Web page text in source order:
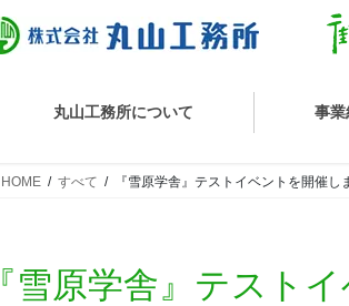
丸山工務所について 事業
HOME すべて 『雪原学舎』テストイベントを開催し
『雪原学舎』テスト